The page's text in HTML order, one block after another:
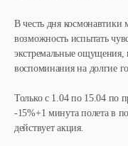
В честь дня
возможность испытать
экстремальные
воспоминания на долгие
Только с 1.04 по 15.04 по
-15%+1 минута полета в
действует акция.